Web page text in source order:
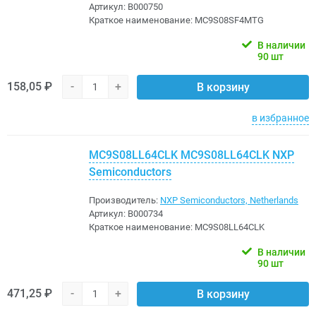
Артикул: B000750
Краткое наименование: MC9S08SF4MTG
В наличии
90 шт
158,05 ₽ - + В корзину
в избранное
MC9S08LL64CLK MC9S08LL64CLK NXP
Semiconductors
Производитель: NXP Semiconductors, Netherlands
Артикул: B000734
Краткое наименование: MC9S08LL64CLK
В наличии
90 шт
471,25 ₽ - + В корзину